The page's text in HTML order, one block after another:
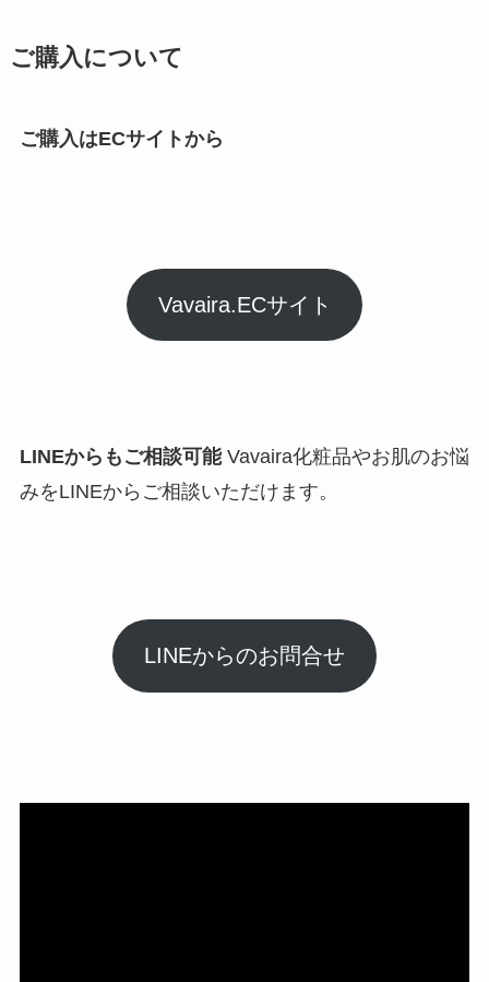
ご購入について
ご購入はECサイトから
Vavaira.ECサイト
LINEからもご相談可能Vavaira化粧品やお肌のお悩
みをLINEからご相談いただけます。
LINEからのお問合せ